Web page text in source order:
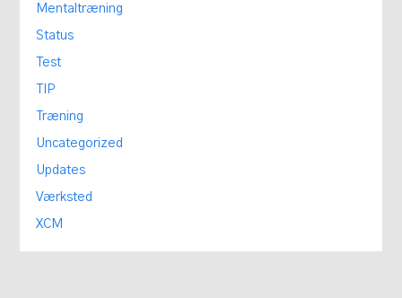
Mentaltræning
Status
Test
TIP
Træning
Uncategorized
Updates
Værksted
XCM